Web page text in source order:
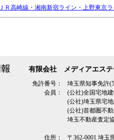
ＪＲ高崎線・湘南新宿ライン・上野東京
有限会社 メディアエステ
免許番号：
埼玉県知事免許
会員：
(公社)全国宅地
(公社)埼玉県宅
(公社)首都圏不
埼玉不動産査定
住所： 〒362‐0001 埼玉